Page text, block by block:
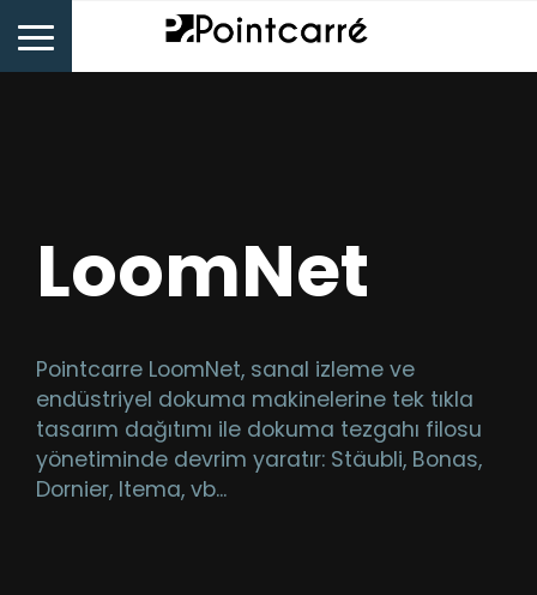
LoomNet
Pointcarre LoomNet, sanal izleme ve
endüstriyel dokuma makinelerine tek tıkla
tasarım dağıtımı ile dokuma tezgahı filosu
yönetiminde devrim yaratır: Stäubli, Bonas,
Dornier, Itema, vb...